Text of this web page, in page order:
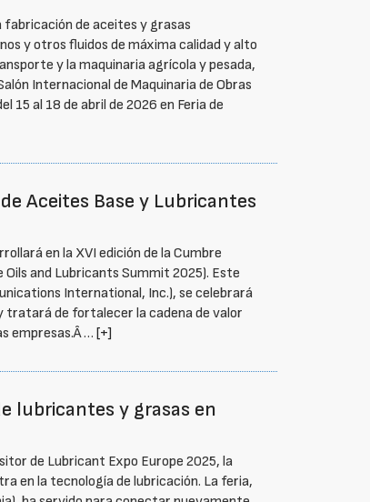
fabricación de aceites y grasas
y otros fluidos de máxima calidad y alto
y la maquinaria agrícola y pesada,
Internacional de Maquinaria de Obras
15 al 18 de abril de 2026 en Feria de
Aceites Base y Lubricantes
en la XVI edición de la Cumbre
and Lubricants Summit 2025). Este
International, Inc.), se celebrará
tratará de fortalecer la cadena de valor
empresas.Â …[+]
lubricantes y grasas en
de Lubricant Expo Europe 2025, la
en la tecnología de lubricación. La feria,